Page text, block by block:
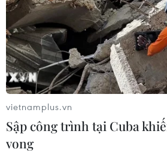
vietnamplus.vn
Sập công trình tại Cuba
vong